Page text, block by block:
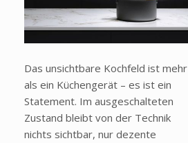
Das unsichtbare Kochfeld ist mehr
als ein Küchengerät – es ist ein
Statement. Im ausgeschalteten
Zustand bleibt von der Technik
nichts sichtbar, nur dezente